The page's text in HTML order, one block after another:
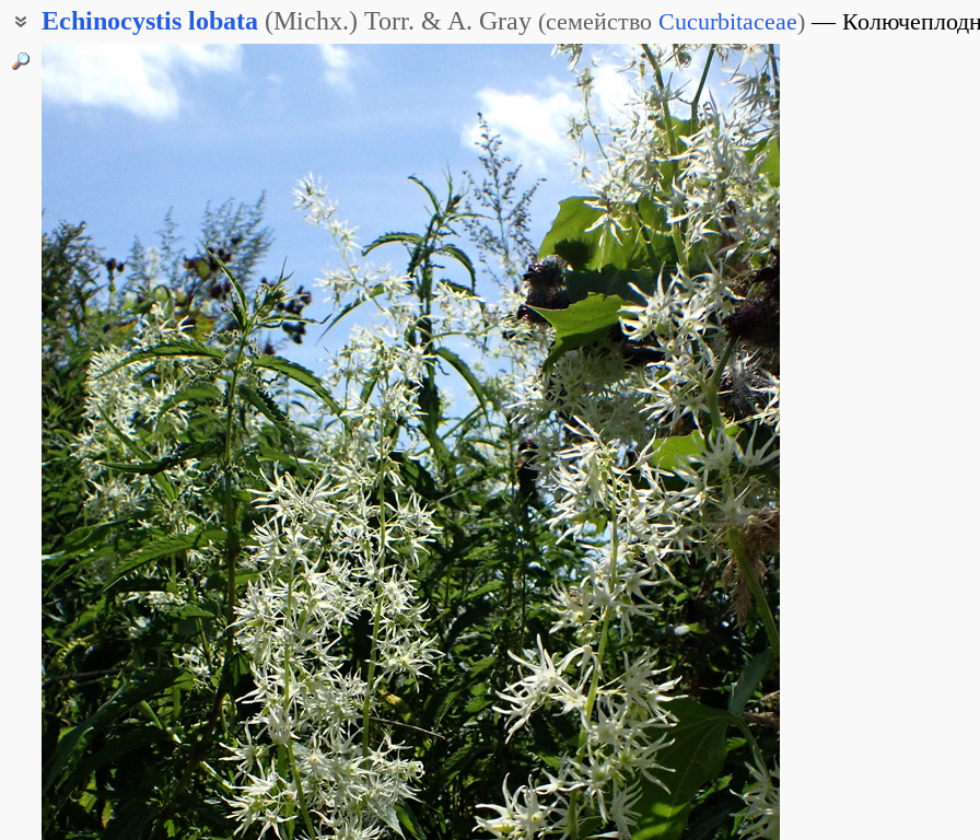
Echinocystis lobata (Michx.) Torr. & A. Gray (семейство Cucurbitaceae)
Колючеплодник дольчатый
Колючеплодник шиповатый
Пузыреплодник лопастнолистный
Эхиноцистис шиповатый
Бешеный огурец